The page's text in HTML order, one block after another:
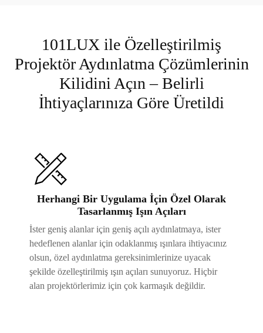
101LUX ile Özelleştirilmiş
Projektör Aydınlatma Çözümlerinin
Kilidini Açın – Belirli
İhtiyaçlarınıza Göre Üretildi
Herhangi Bir Uygulama İçin Özel Olarak
Tasarlanmış Işın Açıları
İster geniş alanlar için geniş açılı aydınlatmaya, ister
hedeflenen alanlar için odaklanmış ışınlara ihtiyacınız
olsun, özel aydınlatma gereksinimlerinize uyacak
şekilde özelleştirilmiş ışın açıları sunuyoruz. Hiçbir
alan projektörlerimiz için çok karmaşık değildir.